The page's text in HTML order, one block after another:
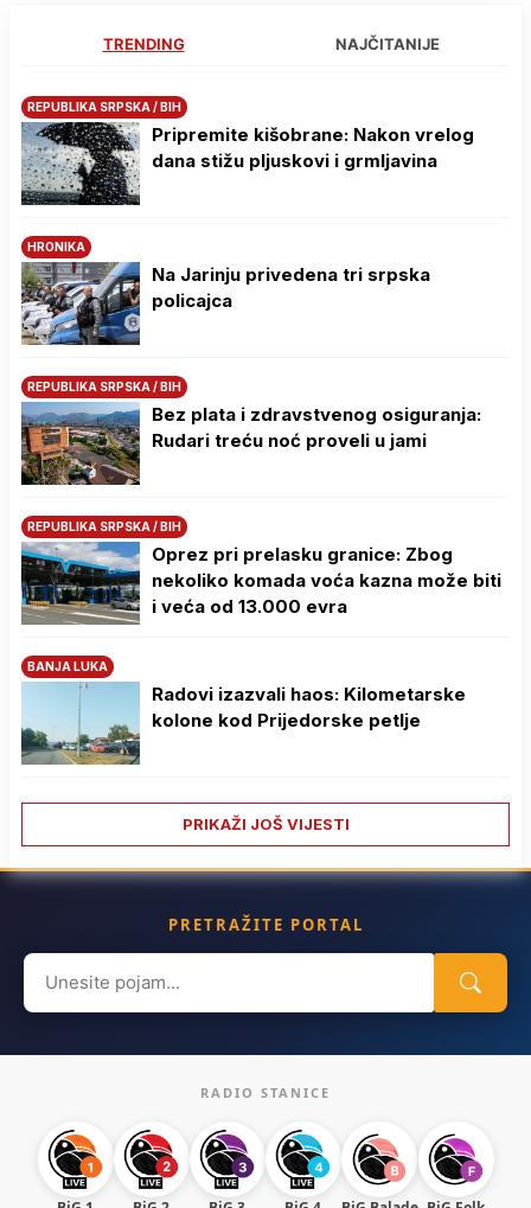
TRENDING NAJČITANIJE
REPUBLIKA SRPSKA / BIH
Pripremite kišobrane: Nakon vrelog
dana stižu pljuskovi i grmljavina
HRONIKA
Na Јarinju privedena tri srpska
policajca
REPUBLIKA SRPSKA / BIH
Bez plata i zdravstvenog osiguranja:
Rudari treću noć proveli u jami
REPUBLIKA SRPSKA / BIH
Oprez pri prelasku granice: Zbog
nekoliko komada voća kazna može biti
i veća od 13.000 evra
BANJA LUKA
Radovi izazvali haos: Kilometarske
kolone kod Prijedorske petlje
PRIKAŽI JOŠ VIJESTI
PRETRAŽITE PORTAL
Search
for:
RADIO STANICE